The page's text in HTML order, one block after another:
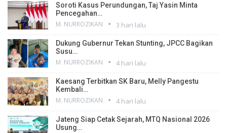
Soroti Kasus Perundungan, Taj Yasin Minta
Pencegahan…
M. NURROZIKAN 3 hari lalu
Dukung Gubernur Tekan Stunting, JPCC Bagikan
Susu…
M. NURROZIKAN 4 hari lalu
Kaesang Terbitkan SK Baru, Melly Pangestu
Kembali…
M. NURROZIKAN 4 hari lalu
Jateng Siap Cetak Sejarah, MTQ Nasional 2026
Usung…